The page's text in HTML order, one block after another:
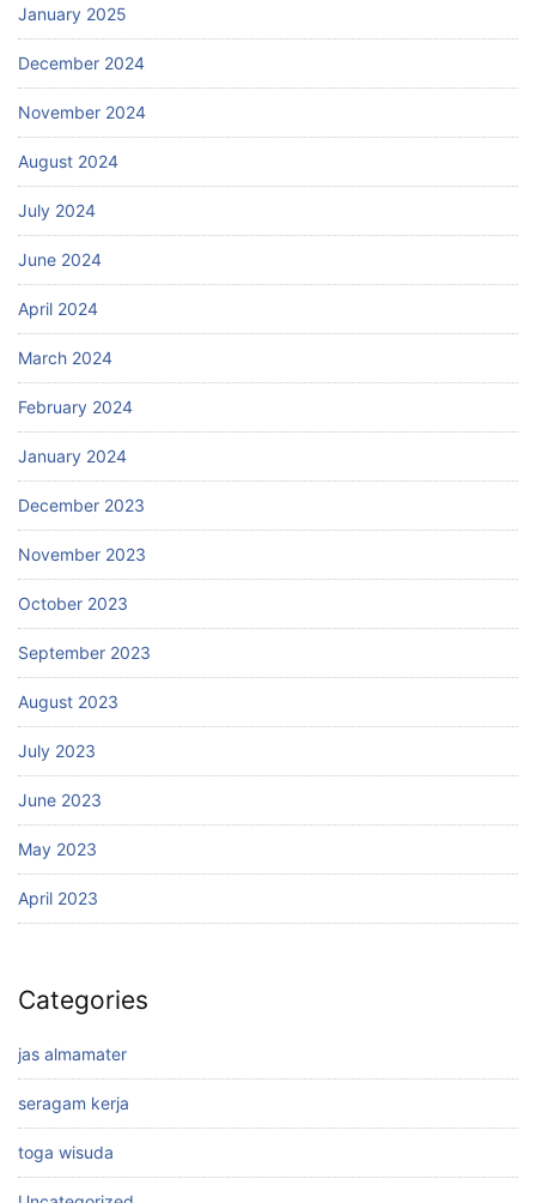
January 2025
December 2024
November 2024
August 2024
July 2024
June 2024
April 2024
March 2024
February 2024
January 2024
December 2023
November 2023
October 2023
September 2023
August 2023
July 2023
June 2023
May 2023
April 2023
Categories
jas almamater
seragam kerja
toga wisuda